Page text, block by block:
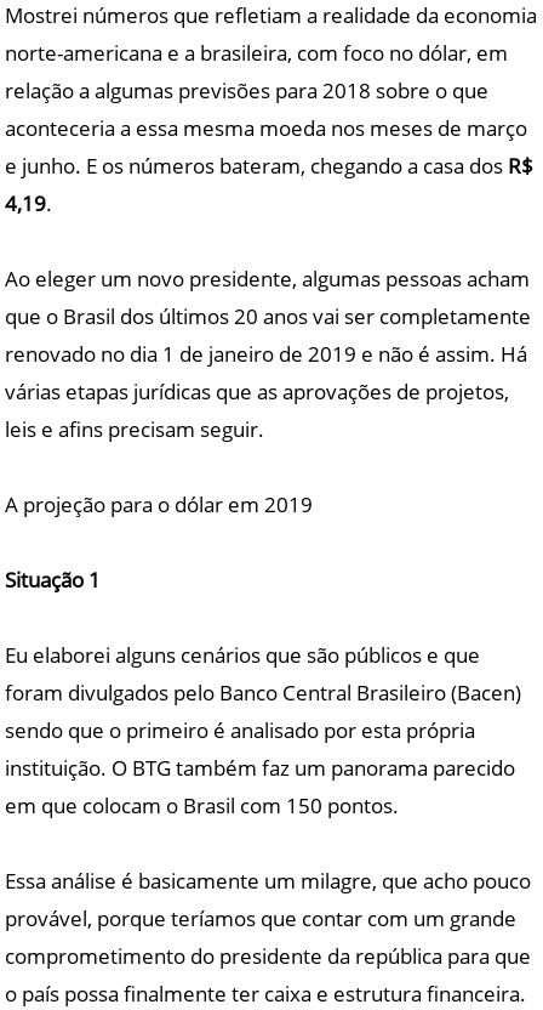
Mostrei números que refletiam a realidade da economia
norte-americana e a brasileira, com foco no dólar, em
relação a algumas previsões para 2018 sobre o que
aconteceria a essa mesma moeda nos meses de março
e junho. E os números bateram, chegando a casa dos R$
4,19.
Ao eleger um novo presidente, algumas pessoas acham
que o Brasil dos últimos 20 anos vai ser completamente
renovado no dia 1 de janeiro de 2019 e não é assim. Há
várias etapas jurídicas que as aprovações de projetos,
leis e afins precisam seguir.
A projeção para o dólar em 2019
Situação 1
Eu elaborei alguns cenários que são públicos e que
foram divulgados pelo Banco Central Brasileiro (Bacen)
sendo que o primeiro é analisado por esta própria
instituição. O BTG também faz um panorama parecido
em que colocam o Brasil com 150 pontos.
Essa análise é basicamente um milagre, que acho pouco
provável, porque teríamos que contar com um grande
comprometimento do presidente da república para que
o país possa finalmente ter caixa e estrutura financeira.